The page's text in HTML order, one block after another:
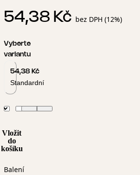
54,38 Kč bez DPH (12%)
Vyberte
variantu
54,38 Kč
Standardní
Vložit
do
košíku
Balení